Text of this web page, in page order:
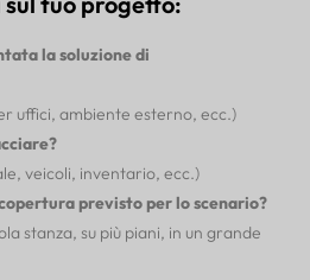
la soluzione di
uffici, ambiente esterno, ecc.)
veicoli, inventario, ecc.)
previsto per lo scenario?
stanza, su più piani, in un grande